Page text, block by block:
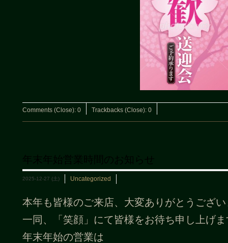
Comments (Close): 0 Trackbacks (Close): 0
年末年始営業時間のお知らせ
2025-12-27 (土) Uncategorized
本年も皆様のご来店、大変ありがとうござ
一同、「笑顔」にて皆様をお待ち申し上げ
年末年始の営業は